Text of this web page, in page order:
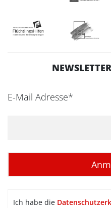
E-Mail Adresse*
Ich habe die